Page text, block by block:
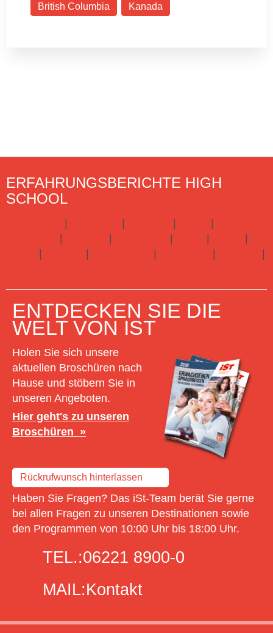
British Columbia Kanada
ERFAHRUNGSBERICHTE HIGH
SCHOOL
| | |
|
| | | |
|
| | | |
|
ENTDECKEN SIE DIE
WELT VON IST
Holen Sie sich unsere
aktuellen Broschüren nach
Hause und stöbern Sie in
unseren Angeboten.
Hier geht's zu unseren
Broschüren
Rückrufwunsch hinterlassen
Haben Sie Fragen? Das iSt-Team berät Sie gerne
bei allen Fragen zu unseren Destinationen sowie
den Programmen von 10:00 Uhr bis 18:00 Uhr.
TEL.:06221 8900-0
MAIL:Kontakt